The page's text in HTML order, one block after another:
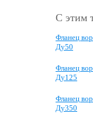
С этим
Фланец
Ду50
Фланец
Ду125
Фланец
Ду350